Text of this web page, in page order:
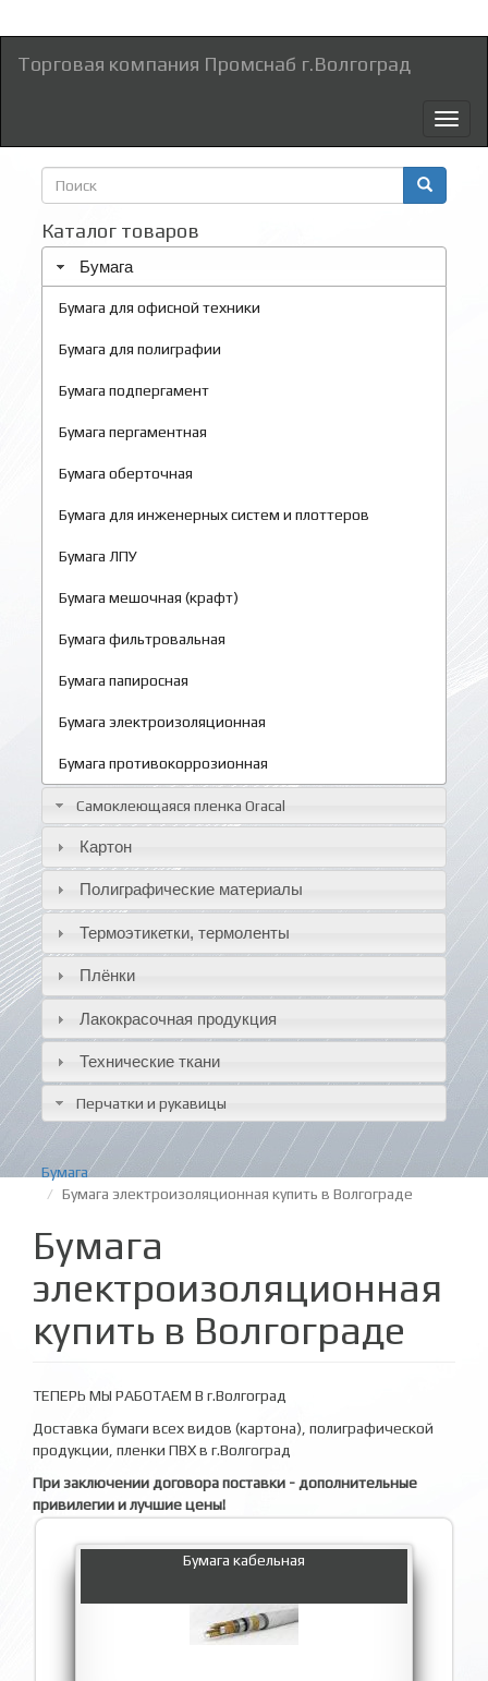
Торговая компания Промснаб г.Волгоград
Форма
поиска
Каталог товаров
Бумага
Бумага для офисной техники
Бумага для полиграфии
Бумага подпергамент
Бумага пергаментная
Бумага оберточная
Бумага для инженерных систем и плоттеров
Бумага ЛПУ
Бумага мешочная (крафт)
Бумага фильтровальная
Бумага папиросная
Бумага электроизоляционная
Бумага противокоррозионная
Самоклеющаяся пленка Oracal
Картон
Полиграфические материалы
Термоэтикетки, термоленты
Плёнки
Лакокрасочная продукция
Технические ткани
Перчатки и рукавицы
Бумага
Бумага электроизоляционная купить в Волгограде
Бумага
электроизоляционная
купить в Волгограде
ТЕПЕРЬ МЫ РАБОТАЕМ В г.Волгоград
Доставка бумаги всех видов (картона), полиграфической
продукции, пленки ПВХ в г.Волгоград
При заключении договора поставки - дополнительные
привилегии и лучшие цены!
Бумага кабельная